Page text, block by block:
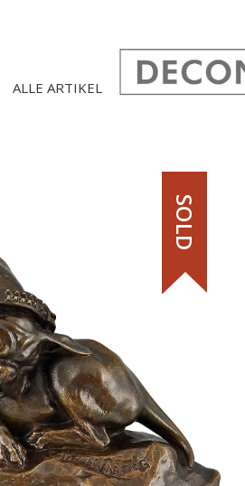
ALLE ARTIKEL
SOLD